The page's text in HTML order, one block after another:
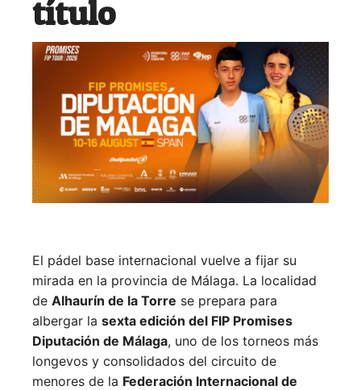
título
El pádel base internacional vuelve a fijar su
mirada en la provincia de Málaga. La localidad
de Alhaurín de la Torre se prepara para
albergar la sexta edición del FIP Promises
Diputación de Málaga, uno de los torneos más
longevos y consolidados del circuito de
menores de la Federación Internacional de